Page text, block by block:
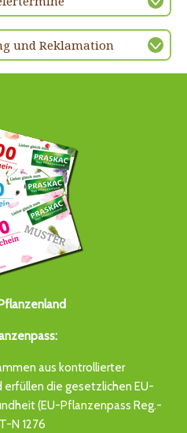
und Reklamation
aus kontrollierter
erfüllen die gesetzlichen EU-
(EU-Pflanzenpass Reg.-
N 1276